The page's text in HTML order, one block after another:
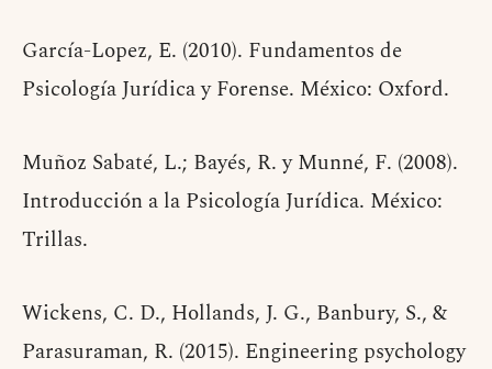
García-Lopez, E. (2010). Fundamentos de
Psicología Jurídica y Forense. México: Oxford.
Muñoz Sabaté, L.; Bayés, R. y Munné, F. (2008).
Introducción a la Psicología Jurídica. México:
Trillas.
Wickens, C. D., Hollands, J. G., Banbury, S., &
Parasuraman, R. (2015). Engineering psychology